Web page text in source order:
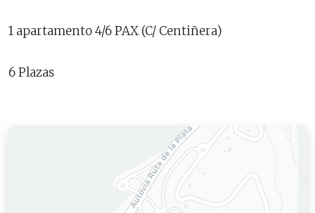
1 apartamento 4/6 PAX (C/ Centiñera)
6 Plazas